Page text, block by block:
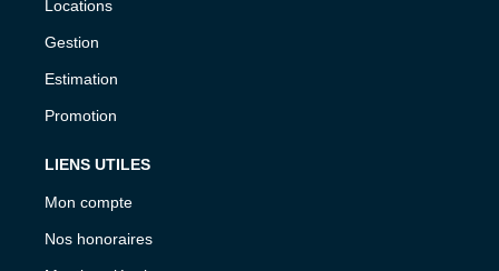
Locations
Gestion
Estimation
Promotion
LIENS UTILES
Mon compte
Nos honoraires